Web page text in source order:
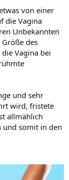
von einer
die Vagina
Unbekannten
des
Vagina bei
und sehr
wird, fristete
allmählich
und somit in den